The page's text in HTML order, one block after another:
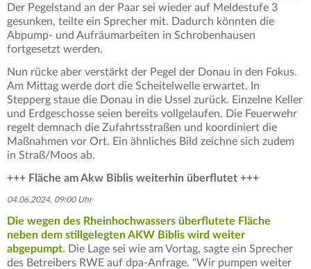
Der Pegelstand an der Paar sei wieder auf Meldestufe 3
gesunken, teilte ein Sprecher mit. Dadurch könnten die
Abpump- und Aufräumarbeiten in Schrobenhausen
fortgesetzt werden.
Nun rücke aber verstärkt der Pegel der Donau in den Fokus.
Am Mittag werde dort die Scheitelwelle erwartet. In
Stepperg staue die Donau in die Ussel zurück. Einzelne Keller
und Erdgeschosse seien bereits vollgelaufen. Die Feuerwehr
regelt demnach die Zufahrtsstraßen und koordiniert die
Maßnahmen vor Ort. Ein ähnliches Bild zeichne sich zudem
in Straß/Moos ab.
+++ Fläche am Akw Biblis weiterhin überflutet +++
04.06.2024, 09:00 Uhr
Die wegen des Rheinhochwassers überflutete Fläche
neben dem stillgelegten AKW Biblis wird weiter
abgepumpt. Die Lage sei wie am Vortag, sagte ein Sprecher
des Betreibers RWE auf dpa-Anfrage. "Wir pumpen weiter